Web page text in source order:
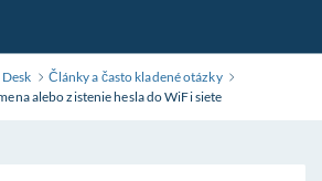
Články a často kladené otázky
alebo zistenie hesla do WiFi siete